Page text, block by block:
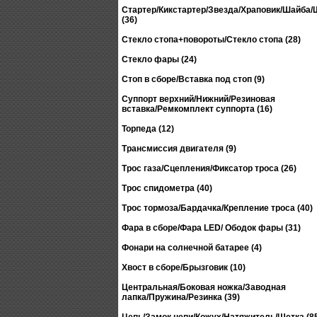
Стартер/Кикстартер/Звезда/Храповик/
(36)
Стекло стопа+повороты/Стекло стопа (28)
Стекло фары (24)
Стоп в сборе/Вставка под стоп (9)
Суппорт верхний/Нижний/Резиновая
вставка/Ремкомплект суппорта (16)
Торпеда (12)
Трансмиссия двигателя (9)
Трос газа/Сцепления/Фиксатор троса (26)
Трос спидометра (40)
Трос тормоза/Бардачка/Крепление троса (40)
Фара в сборе/Фара LED/ Ободок фары (31)
Фонари на солнечной батарее (4)
Хвост в сборе/Брызговик (10)
Центральная/Боковая ножка/Заводная
лапка/Пружина/Резинка (39)